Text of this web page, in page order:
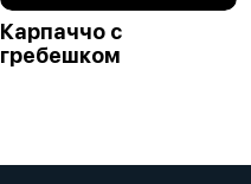
Карпаччо с
гребешком